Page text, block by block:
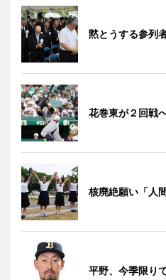
黙とうする参列
花巻東が２回戦
核廃絶願い「人
平野、今季限り